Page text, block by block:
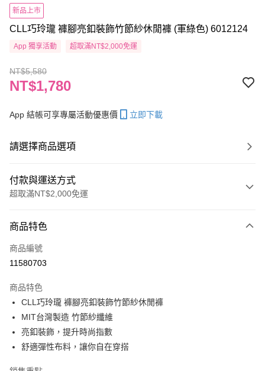
新品上市
CLL巧玲瓏 褲腳亮釦裝飾竹節紗休閒褲 (軍綠色) 6012124
App 獨享活動 超取滿NT$2,000免運
NT$5,580
NT$1,780
App 結帳可享專屬活動優惠價 立即下載
請選擇商品選項
付款與運送方式
超取滿NT$2,000免運
信用卡一次付款
信用卡分期付款
合作金庫商業銀行
華南商業銀行
彰化商業銀行
上海商業儲蓄銀行
國泰世華商業銀行
臺灣中小企業銀行
聯邦商業銀行
超商取貨付款
LINE Pay
Apple Pay
商品特色
商品編號
11580703
商品特色
CLL巧玲瓏 褲腳亮釦裝飾竹節紗休閒褲
MIT台灣製造 竹節紗纖維
亮釦裝飾，提升時尚指數
舒適彈性布料，讓你自在穿搭